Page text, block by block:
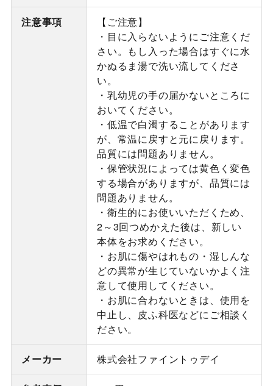
注意事項
【ご注意】
・目に入らないようにご注意くだ
さい。もし入った場合はすぐに水
かぬるま湯で洗い流してくださ
い。
・乳幼児の手の届かないところに
おいてください。
・低温で白濁することがあります
が、常温に戻すと元に戻ります。
品質には問題ありません。
・保管状況によっては黄色く変色
する場合がありますが、品質には
問題ありません。
・衛生的にお使いいただくため、
2～3回つめかえた後は、新しい
本体をお求めください。
・お肌に傷やはれもの・湿しんな
どの異常が生じていないかよく注
意して使用してください。
・お肌に合わないときは、使用を
中止し、皮ふ科医などにご相談く
ださい。
メーカー 株式会社ファイントゥデイ